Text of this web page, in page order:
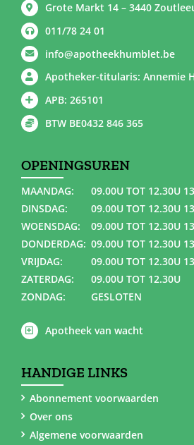
Grote Markt 14 – 3440
011/78 24 01
info@apotheekhumblet.be
Apotheker-titularis: Annemie
APB: 265101
BTW BE0432 846 365
OPENINGSUREN
MAANDAG:
09.00U TOT 12.30U
DINSDAG:
09.00U TOT 12.30U
WOENSDAG:
09.00U TOT 12.30U
DONDERDAG: 09.00U TOT 12.30U
VRIJDAG:
09.00U TOT 12.30U
ZATERDAG:
09.00U TOT 12.30U
ZONDAG:
GESLOTEN
Apotheek van wacht
HANDIGE LINKS
Abonnement voorwaarden
Over ons
Algemene voorwaarden